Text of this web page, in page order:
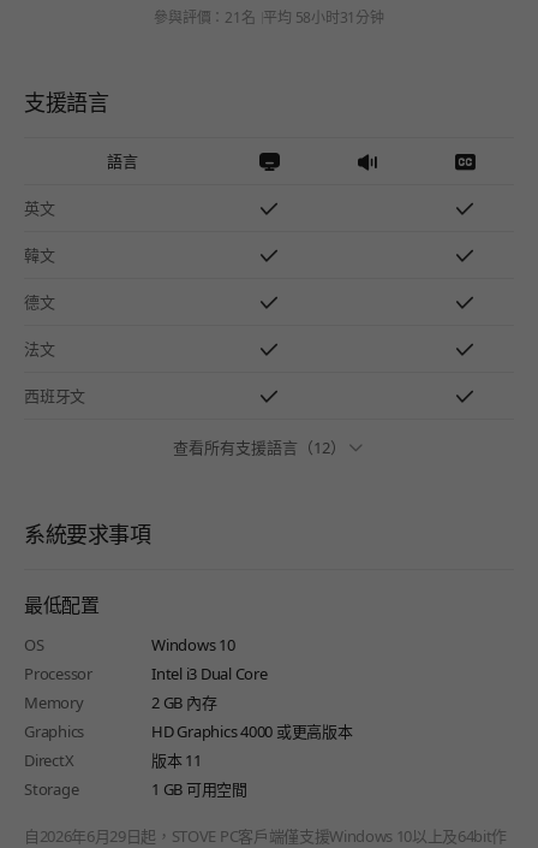
參與評價：21名 平均 58小时31分钟
支援語言
語言
英文
韓文
德文
法文
西班牙文
查看所有支援語言（12）
系統要求事項
最低配置
OS
Windows 10
Processor
Intel i3 Dual Core
Memory
2 GB 內存
Graphics
HD Graphics 4000 或更高版本
DirectX
版本 11
Storage
1 GB 可用空間
自2026年6月29日起，STOVE PC客戶端僅支援Windows 10以上及64bit作